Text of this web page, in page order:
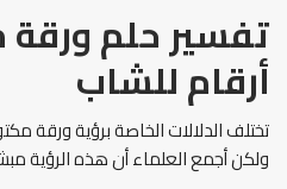
تفسير حلم
أرقام للشاب
تختلف الدلالات الخاصة برؤية ورقة
ولكن أجمع العلماء أن هذه الرؤية